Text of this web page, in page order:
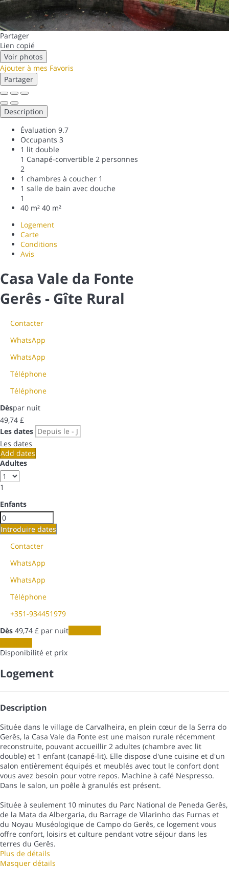
Partager
Lien copié
Voir photos
Ajouter à mes Favoris
Partager
Description
Évaluation 9.7
Occupants 3
1 lit double
1 Canapé-convertible 2 personnes
2
1 chambres à coucher 1
1 salle de bain avec douche
1
40 m² 40 m²
Logement
Carte
Conditions
Avis
Casa Vale da Fonte
Gerês - Gîte Rural
Contacter
WhatsApp
WhatsApp
Téléphone
Téléphone
Dèspar nuit
49,74 £
Les dates
Les dates
Add dates
Adultes
1
Enfants
Introduire dates
Contacter
WhatsApp
WhatsApp
Téléphone
+351-934451979
Dès 49,74 £ par nuit
Disponibilité et prix
Logement
Description
Située dans le village de Carvalheira, en plein cœur de la Serra do
Gerês, la Casa Vale da Fonte est une maison rurale récemment
reconstruite, pouvant accueillir 2 adultes (chambre avec lit
double) et 1 enfant (canapé-lit). Elle dispose d'une cuisine et d'un
salon entièrement équipés et meublés avec tout le confort dont
vous avez besoin pour votre repos. Machine à café Nespresso.
Dans le salon, un poêle à granulés est présent.
Située à seulement 10 minutes du Parc National de Peneda Gerês,
de la Mata da Albergaria, du Barrage de Vilarinho das Furnas et
du Noyau Muséologique de Campo do Gerês, ce logement vous
offre confort, loisirs et culture pendant votre séjour dans les
terres du Gerês.
Plus de détails
Masquer détails